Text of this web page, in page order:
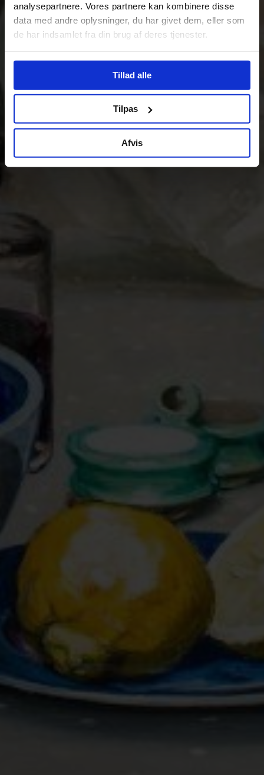
analysepartnere. Vores partnere kan kombinere disse
data med andre oplysninger, du har givet dem, eller som
de har indsamlet fra din brug af deres tjenester.
Tillad alle
Tilpas
Afvis